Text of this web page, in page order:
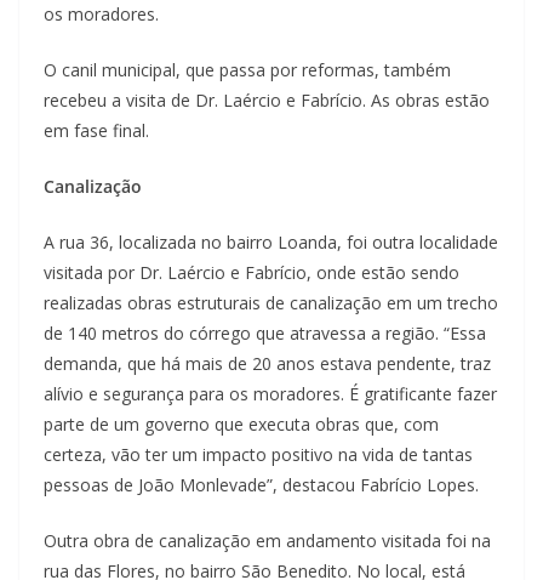
os moradores.
O canil municipal, que passa por reformas, também
recebeu a visita de Dr. Laércio e Fabrício. As obras estão
em fase final.
Canalização
A rua 36, localizada no bairro Loanda, foi outra localidade
visitada por Dr. Laércio e Fabrício, onde estão sendo
realizadas obras estruturais de canalização em um trecho
de 140 metros do córrego que atravessa a região. “Essa
demanda, que há mais de 20 anos estava pendente, traz
alívio e segurança para os moradores. É gratificante fazer
parte de um governo que executa obras que, com
certeza, vão ter um impacto positivo na vida de tantas
pessoas de João Monlevade”, destacou Fabrício Lopes.
Outra obra de canalização em andamento visitada foi na
rua das Flores, no bairro São Benedito. No local, está